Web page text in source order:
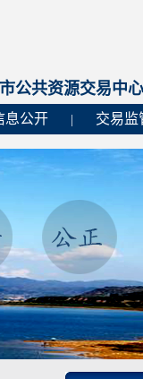
公共资源交易中
息公开 交易监